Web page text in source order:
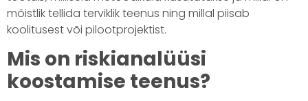
mõistlik tellida terviklik teenus ning millal piisab
koolitusest või pilootprojektist.
Mis on riskianalüüsi
koostamise teenus?